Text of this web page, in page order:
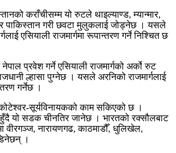
कराँचीसम्म यो रुटले थाइल्याण्ड, म्यान्मार,
पाकिस्तान गरी छवटा मुलुकलाई जोड्नेछ । यसले
एसियाली राजमार्गमा रूपान्तरण गर्ने निश्चित छ
प्रवेश गर्ने एसियाली राजमार्गको अर्को रुट
ल्हासा पुग्नेछ । यसले अरनिको राजमार्गलाई
गर्नेछ ।
कोटेश्वर-सूर्यविनायकको काम सकिएको छ ।
यो सडक चीनतिर जानेछ । भारतको रक्सौलबाट
वीरगञ्ज, नारायणगढ, काठमाडौँ, धुलिखेल,
।